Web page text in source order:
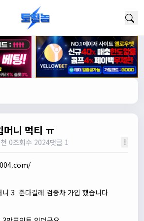
머니 먹티 ㅠ
0조회수 2024댓글 1
니 3 준다길레 검증차 가입 했습니다